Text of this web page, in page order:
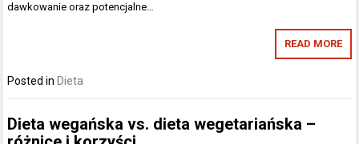
dawkowanie oraz potencjalne…
READ MORE
Posted in Dieta
Dieta wegańska vs. dieta wegetariańska –